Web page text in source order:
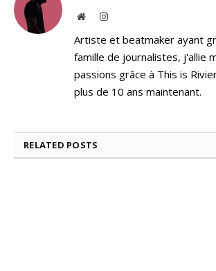
WebsiteInstagram
Artiste et beatmaker ayant
famille de journalistes, j'allie
passions grâce à This is
plus de 10 ans maintenant.
RELATED POSTS